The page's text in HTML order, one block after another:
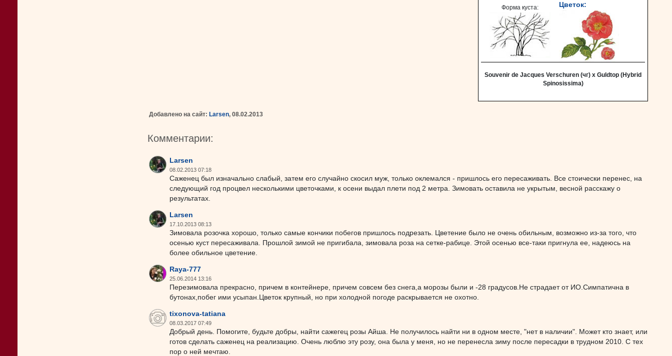
Форма куста: Цветок:
Souvenir de Jacques Verschuren (чг) х Guldtop (Hybrid
Spinosissima)
Добавлено на сайт: Larsen, 08.02.2013
Комментарии:
Larsen
08.02.2013 07:18
Саженец был изначально слабый, затем его случайно скосил муж, только оклемался - пришлось его пересаживать. Все стоически перенес, на
следующий год процвел несколькими цветочками, к осени выдал плети под 2 метра. Зимовать оставила не укрытым, весной расскажу о
результатах.
Larsen
17.10.2013 08:13
Зимовала розочка хорошо, только самые кончики побегов пришлось подрезать. Цветение было не очень обильным, возможно из-за того, что
осенью куст пересаживала. Прошлой зимой не пригибала, зимовала роза на сетке-рабице. Этой осенью все-таки пригнула ее, надеюсь на
более обильное цветение.
Raya-777
25.06.2014 13:16
Перезимовала прекрасно, причем в контейнере, причем совсем без снега,а морозы были и -28 градусов.Не страдает от ИО.Симпатична в
бутонах,побег ими усыпан.Цветок крупный, но при холодной погоде раскрывается не охотно.
tixonova-tatiana
08.03.2017 07:49
Добрый день. Помогите, будьте добры, найти сажегец розы Айша. Не получилось найти ни в одном месте, "нет в наличии". Может кто знает, или
готов сделать саженец на реализацию. Очень люблю эту розу, она была у меня, но не перенесла зиму после пересадки в трудном 2010. С тех
пор о ней мечтаю.